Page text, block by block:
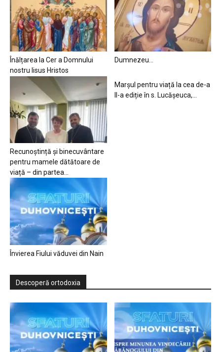
Înălțarea la Cer a Domnului
nostru Iisus Hristos
Dumnezeu…
Recunoștință și binecuvântare
pentru mamele dătătoare de
viață – din partea...
Marșul pentru viață la cea de-a
II-a ediție în s. Lucășeuca,...
Învierea Fiului văduvei din Nain
Descoperă ortodoxia